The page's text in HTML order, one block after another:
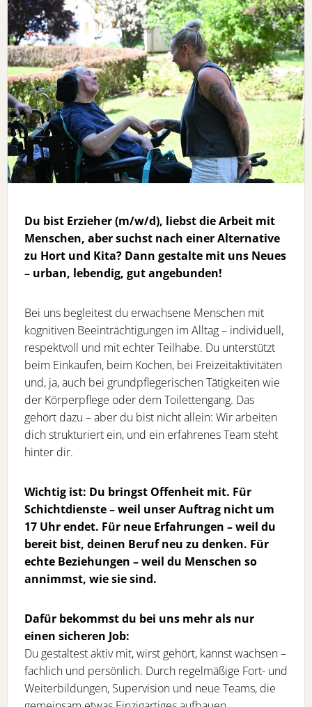
Du bist Erzieher (m/w/d), liebst die Arbeit mit
Menschen, aber suchst nach einer Alternative
zu Hort und Kita? Dann gestalte mit uns Neues
– urban, lebendig, gut angebunden!
Bei uns begleitest du erwachsene Menschen mit
kognitiven Beeinträchtigungen im Alltag – individuell,
respektvoll und mit echter Teilhabe. Du unterstützt
beim Einkaufen, beim Kochen, bei Freizeitaktivitäten
und, ja, auch bei grundpflegerischen Tätigkeiten wie
der Körperpflege oder dem Toilettengang. Das
gehört dazu – aber du bist nicht allein: Wir arbeiten
dich strukturiert ein, und ein erfahrenes Team steht
hinter dir.
Wichtig ist: Du bringst Offenheit mit. Für
Schichtdienste – weil unser Auftrag nicht um
17 Uhr endet. Für neue Erfahrungen – weil du
bereit bist, deinen Beruf neu zu denken. Für
echte Beziehungen – weil du Menschen so
annimmst, wie sie sind.
Dafür bekommst du bei uns mehr als nur
einen sicheren Job:
Du gestaltest aktiv mit, wirst gehört, kannst wachsen –
fachlich und persönlich. Durch regelmäßige Fort- und
Weiterbildungen, Supervision und neue Teams, die